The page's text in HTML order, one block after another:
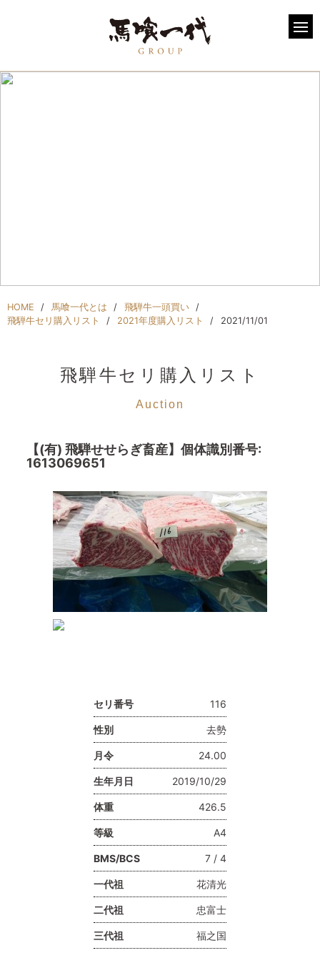
HOME 馬喰一代とは
飛騨牛一頭買い
飛騨牛セリ購入リスト
2021年度購入リスト 2021/11/01
飛騨牛セリ購入リスト
Auction
【(有) 飛騨せせらぎ畜産】個体識別番号:
1613069651
セリ番号 116
性別 去勢
月令 24.00
生年月日 2019/10/29
体重 426.5
等級 A4
BMS/BCS 7 / 4
一代祖 花清光
二代祖 忠富士
三代祖 福之国